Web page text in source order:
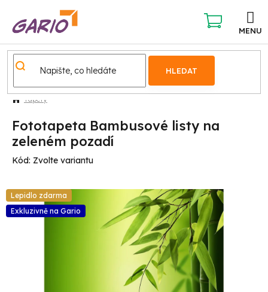
obsah
HLEDAT
NÁKUPNÍ
KOŠÍK
Tapety
Fototapeta Bambusové listy na
zeleném pozadí
Kód: Zvolte variantu
Lepidlo zdarma
Exkluzivně na Gario